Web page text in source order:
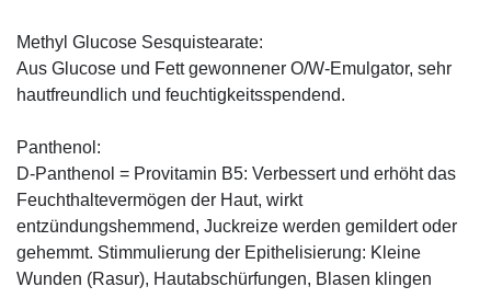
Methyl Glucose Sesquistearate:
Aus Glucose und Fett gewonnener O/W-Emulgator, sehr
hautfreundlich und feuchtigkeitsspendend.
Panthenol:
D-Panthenol = Provitamin B5: Verbessert und erhöht das
Feuchthaltevermögen der Haut, wirkt
entzündungshemmend, Juckreize werden gemildert oder
gehemmt. Stimmulierung der Epithelisierung: Kleine
Wunden (Rasur), Hautabschürfungen, Blasen klingen